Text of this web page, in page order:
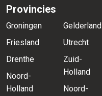
Provincies
Groningen
Friesland
Drenthe
Noord-
Holland
Gelderland
Utrecht
Zuid-
Holland
Noord-